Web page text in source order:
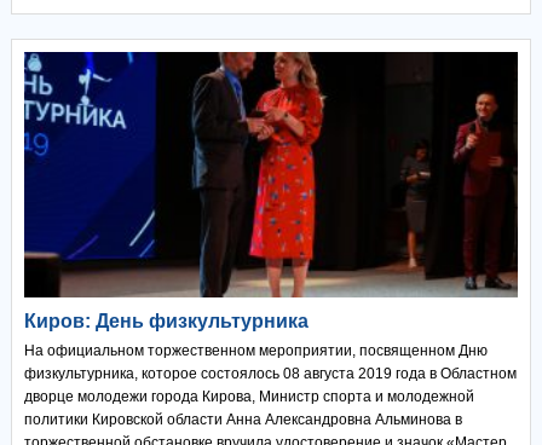
Киров: День физкультурника
На официальном торжественном мероприятии, посвященном Дню
физкультурника, которое состоялось 08 августа 2019 года в Областном
дворце молодежи города Кирова, Министр спорта и молодежной
политики Кировской области Анна Александровна Альминова в